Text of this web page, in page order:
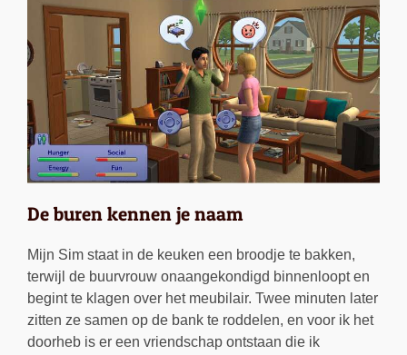
De buren kennen je naam
Mijn Sim staat in de keuken een broodje te bakken,
terwijl de buurvrouw onaangekondigd binnenloopt en
begint te klagen over het meubilair. Twee minuten later
zitten ze samen op de bank te roddelen, en voor ik het
doorheb is er een vriendschap ontstaan die ik